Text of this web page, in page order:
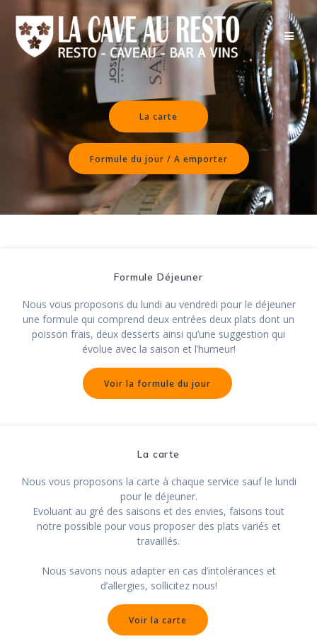
au
contenu
La carte
Formule du jour / A emporter
Formule Déjeuner
Nous vous proposons du lundi au vendredi pour le déjeuner
une formule qui comprend deux entrées deux plats dont un
poisson frais, deux desserts ainsi qu’une suggestion qui
évolue avec la saison et l’humeur!
Voir la formule du jour
La carte
Nous vous proposons la carte à chaque service sauf le lundi
pour le déjeuner.
Evoluant au gré des saisons et des envies, faisons tout
notre possible pour vous proposer des plats variés et
travaillés.
Nous savons nous adapter en cas d’intolérances et
d’allergies, sollicitez nous!
Voir la carte